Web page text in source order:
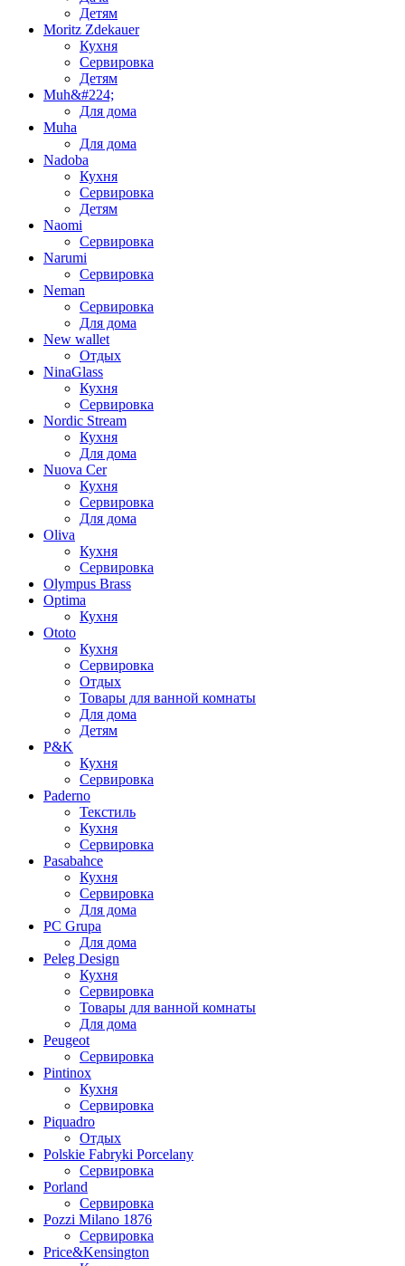
Детям
Moritz Zdekauer
Кухня
Сервировка
Детям
Muh&#224;
Для дома
Muha
Для дома
Nadoba
Кухня
Сервировка
Детям
Naomi
Сервировка
Narumi
Сервировка
Neman
Сервировка
Для дома
New wallet
Отдых
NinaGlass
Кухня
Сервировка
Nordic Stream
Кухня
Для дома
Nuova Cer
Кухня
Сервировка
Для дома
Oliva
Кухня
Сервировка
Olympus Brass
Optima
Кухня
Ototo
Кухня
Сервировка
Отдых
Товары для ванной комнаты
Для дома
Детям
P&K
Кухня
Сервировка
Paderno
Текстиль
Кухня
Сервировка
Pasabahce
Кухня
Сервировка
Для дома
PC Grupa
Для дома
Peleg Design
Кухня
Сервировка
Товары для ванной комнаты
Для дома
Peugeot
Сервировка
Pintinox
Кухня
Сервировка
Piquadro
Отдых
Polskie Fabryki Porcelany
Сервировка
Porland
Сервировка
Pozzi Milano 1876
Сервировка
Price&Kensington